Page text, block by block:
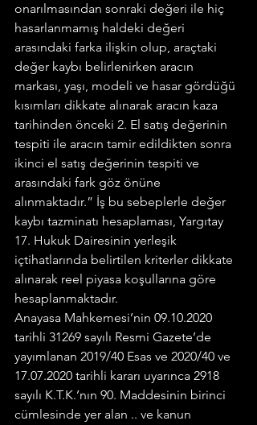
onarılmasından sonraki değeri ile hiç
hasarlanmamış haldeki değeri
arasındaki farka ilişkin olup, araçtaki
değer kaybı belirlenirken aracın
markası, yaşı, modeli ve hasar gördüğü
kısımları dikkate alınarak aracın kaza
tarihinden önceki 2. El satış değerinin
tespiti ile aracın tamir edildikten sonra
ikinci el satış değerinin tespiti ve
arasındaki fark göz önüne
alınmaktadır.” İş bu sebeplerle değer
kaybı tazminatı hesaplaması, Yargıtay
17. Hukuk Dairesinin yerleşik
içtihatlarında belirtilen kriterler dikkate
alınarak reel piyasa koşullarına göre
hesaplanmaktadır.
Anayasa Mahkemesi’nin 09.10.2020
tarihli 31269 sayılı Resmi Gazete’de
yayımlanan 2019/40 Esas ve 2020/40 ve
17.07.2020 tarihli kararı uyarınca 2918
sayılı K.T.K.’nın 90. Maddesinin birinci
cümlesinde yer alan .. ve kanun